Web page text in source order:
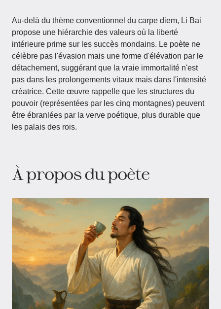
Au-delà du thème conventionnel du carpe diem, Li Bai
propose une hiérarchie des valeurs où la liberté
intérieure prime sur les succès mondains. Le poète ne
célèbre pas l'évasion mais une forme d'élévation par le
détachement, suggérant que la vraie immortalité n'est
pas dans les prolongements vitaux mais dans l'intensité
créatrice. Cette œuvre rappelle que les structures du
pouvoir (représentées par les cinq montagnes) peuvent
être ébranlées par la verve poétique, plus durable que
les palais des rois.
À propos du poète